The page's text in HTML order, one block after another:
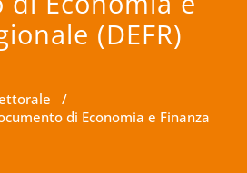
(DEFR)
/
di Economia e Finanza